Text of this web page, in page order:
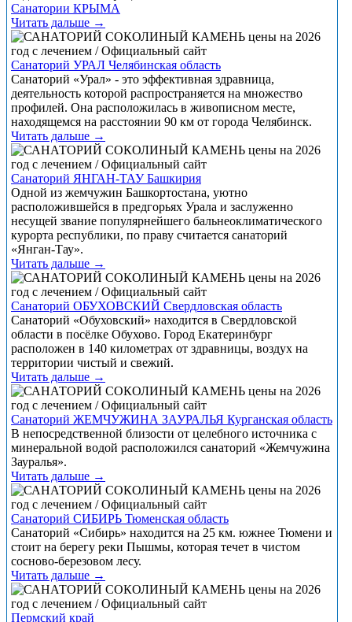
Санатории КРЫМА
Читать дальше →
Санаторий УРАЛ Челябинская область
Санаторий «Урал» - это эффективная здравница,
деятельность которой распространяется на множество
профилей. Она расположилась в живописном месте,
находящемся на расстоянии 90 км от города Челябинск.
Читать дальше →
Санаторий ЯНГАН-ТАУ Башкирия
Одной из жемчужин Башкортостана, уютно
расположившейся в предгорьях Урала и заслуженно
несущей звание популярнейшего бальнеоклиматического
курорта республики, по праву считается санаторий
«Янган-Тау».
Читать дальше →
Санаторий ОБУХОВСКИЙ Свердловская область
Санаторий «Обуховский» находится в Свердловской
области в посёлке Обухово. Город Екатеринбург
расположен в 140 километрах от здравницы, воздух на
территории чистый и свежий.
Читать дальше →
Санаторий ЖЕМЧУЖИНА ЗАУРАЛЬЯ Курганская область
В непосредственной близости от целебного источника с
минеральной водой расположился санаторий «Жемчужина
Зауралья».
Читать дальше →
Санаторий СИБИРЬ Тюменская область
Санаторий «Сибирь» находится на 25 км. южнее Тюмени и
стоит на берегу реки Пышмы, которая течет в чистом
сосново-березовом лесу.
Читать дальше →
Пермский край